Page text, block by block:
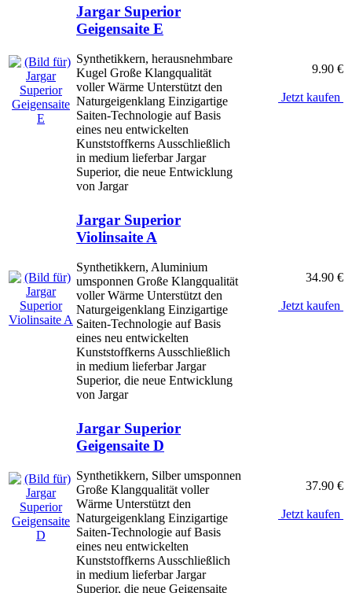
Jargar Superior
Geigensaite E
Synthetikkern, herausnehmbare
Kugel Große Klangqualität
voller Wärme Unterstützt den
Naturgeigenklang Einzigartige
Saiten-Technologie auf Basis
eines neu entwickelten
Kunststoffkerns Ausschließlich
in medium lieferbar Jargar
Superior, die neue Entwicklung
von Jargar
9.90 €
Jetzt kaufen
Jargar Superior
Violinsaite A
Synthetikkern, Aluminium
umsponnen Große Klangqualität
voller Wärme Unterstützt den
Naturgeigenklang Einzigartige
Saiten-Technologie auf Basis
eines neu entwickelten
Kunststoffkerns Ausschließlich
in medium lieferbar Jargar
Superior, die neue Entwicklung
von Jargar
34.90 €
Jetzt kaufen
Jargar Superior
Geigensaite D
Synthetikkern, Silber umsponnen
Große Klangqualität voller
Wärme Unterstützt den
Naturgeigenklang Einzigartige
Saiten-Technologie auf Basis
eines neu entwickelten
Kunststoffkerns Ausschließlich
in medium lieferbar Jargar
Superior, die neue Geigensaite
37.90 €
Jetzt kaufen